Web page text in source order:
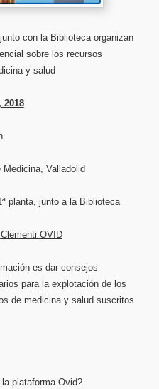
con la Biblioteca organizan
sobre los recursos
y salud
2018
Medicina, Valladolid
planta, junto a la Biblioteca
Clementi OVID
es dar consejos
para la explotación de los
de medicina y salud suscritos
plataforma Ovid?